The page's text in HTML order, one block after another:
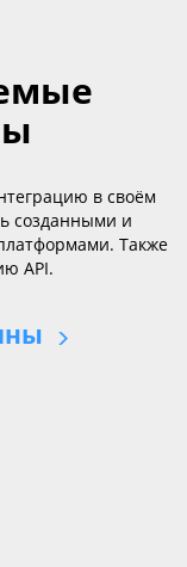
в своём
созданными и
Также
API.